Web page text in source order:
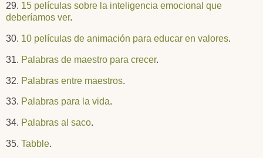
29. 15 películas sobre la inteligencia emocional que
deberíamos ver.
30. 10 películas de animación para educar en valores.
31. Palabras de maestro para crecer.
32. Palabras entre maestros.
33. Palabras para la vida.
34. Palabras al saco.
35. Tabble.